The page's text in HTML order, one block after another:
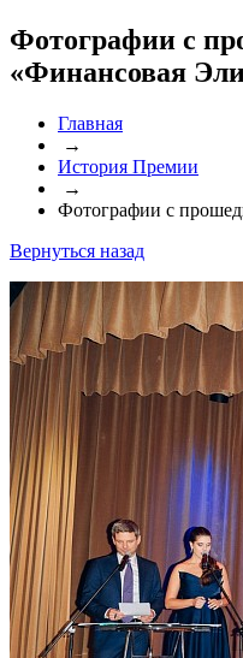
Фотографии с
«Финансовая
Главная
→
История Премии
→
Фотографии с
Вернуться назад